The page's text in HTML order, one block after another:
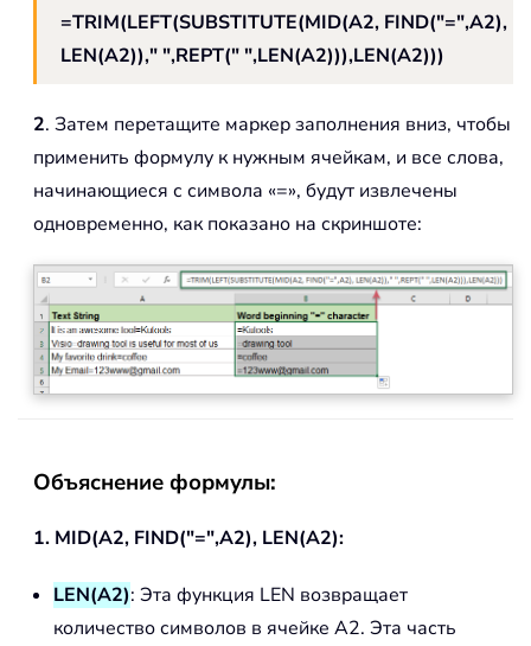
=TRIM(LEFT(SUBSTITUTE(MID(A2, FIND("=",A2),
LEN(A2))," ",REPT(" ",LEN(A2))),LEN(A2)))
2. Затем перетащите маркер заполнения вниз, чтобы
применить формулу к нужным ячейкам, и все слова,
начинающиеся с символа «=», будут извлечены
одновременно, как показано на скриншоте:
Объяснение формулы:
1. MID(A2, FIND("=",A2), LEN(A2):
LEN(A2): Эта функция LEN возвращает
количество символов в ячейке A2. Эта часть